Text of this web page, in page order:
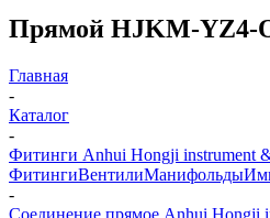
Прямой HJKM-YZ4-
Главная
-
Каталог
-
Фитинги Anhui Hongji instrument
ФитингиВентилиМанифольды
-
Соединение прямое Anhui Hongji